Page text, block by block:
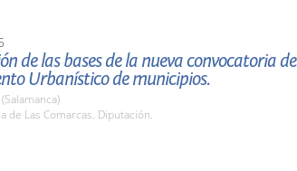
de las bases de la nueva convocatoria de
Urbanístico de municipios.
de Las Comarcas. Diputación.